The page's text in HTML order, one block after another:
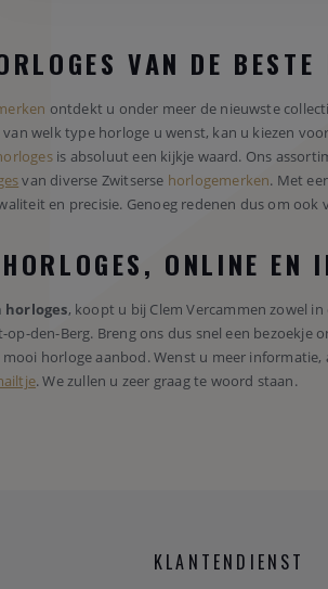
VAN DE BESTE
ontdekt u onder meer de nieuwste
van welk type horloge u wenst, kan u kiezen voor
is absoluut een kijkje waard. Ons
van diverse Zwitserse horlogemerken. Met
en precisie. Genoeg redenen dus om ook
ONLINE EN
horloges, koopt u bij Clem Vercammen zowel
den-Berg. Breng ons dus snel een bezoekje
horloge aanbod. Wenst u meer
. We zullen u zeer graag te woord staan.
KLANTENDIENST